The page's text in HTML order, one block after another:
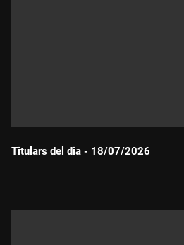
Titulars del dia - 18/07/2026